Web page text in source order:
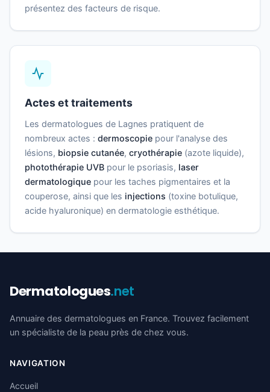
présentez des facteurs de risque.
Actes et traitements
Les dermatologues de Lagnes pratiquent de
nombreux actes : dermoscopie pour l'analyse des
lésions, biopsie cutanée, cryothérapie (azote liquide),
photothérapie UVB pour le psoriasis, laser
dermatologique pour les taches pigmentaires et la
couperose, ainsi que les injections (toxine botulique,
acide hyaluronique) en dermatologie esthétique.
Dermatologues.net
Annuaire des dermatologues en France. Trouvez facilement
un spécialiste de la peau près de chez vous.
NAVIGATION
Accueil